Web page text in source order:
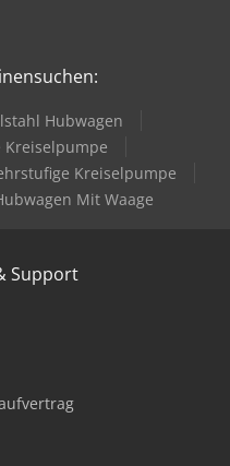
Hubwagen
Kreiselpumpe
Kreiselpumpe
Mit Waage
Support